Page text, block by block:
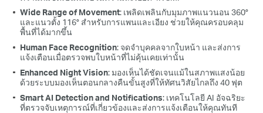
Wide Range of Movement: เพลิดเพลินกับมุมภาพแนวนอน 360°
และแนวตั้ง 116° สำหรับการแพนและเอียง ช่วยให้คุณครอบคลุม
พื้นที่ได้มากขึ้น
Human Face Recognition: จดจำบุคคลจากใบหน้า และส่งการ
แจ้งเตือนเมื่อตรวจพบใบหน้าที่ไม่คุ้นเคยเท่านั้น
Enhanced Night Vision: มองเห็นได้ชัดเจนแม้ในสภาพแสงน้อย
ด้วยระบบมองเห็นตอนกลางคืนขั้นสูงที่ให้ทัศนวิสัยไกลถึง 40 ฟุต
Smart AI Detection and Notifications: เทคโนโลยี AI อัจฉริยะ
ที่ตรวจจับเหตุการณ์ที่เกี่ยวข้องและส่งการแจ้งเตือนให้คุณทันที